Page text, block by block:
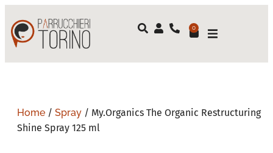
0
Home / Spray / My.Organics The Organic Restructuring
Shine Spray 125 ml